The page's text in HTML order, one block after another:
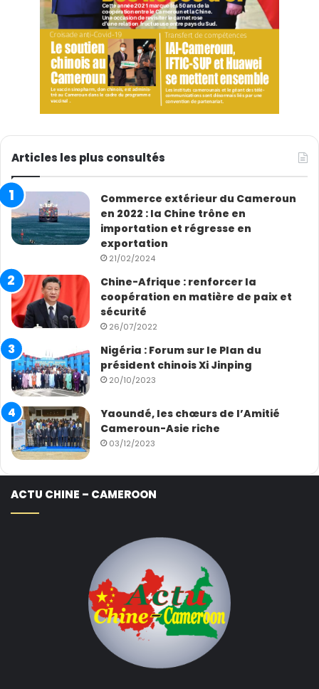
Articles les plus consultés
Commerce extérieur du Cameroun
en 2022 : la Chine trône en
importation et régresse en
exportation
21/02/2024
Chine-Afrique : renforcer la
coopération en matière de paix et
sécurité
26/07/2022
Nigéria : Forum sur le Plan du
président chinois Xi Jinping
20/10/2023
Yaoundé, les chœurs de l’Amitié
Cameroun-Asie riche
03/12/2023
ACTU CHINE – CAMEROON